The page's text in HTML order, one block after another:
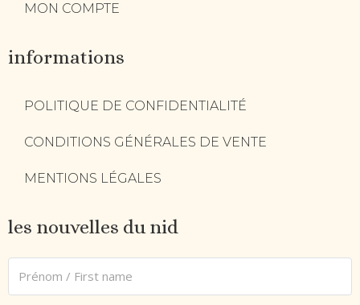
MON COMPTE
informations
POLITIQUE DE CONFIDENTIALITÉ
CONDITIONS GÉNÉRALES DE VENTE
MENTIONS LÉGALES
les nouvelles du nid